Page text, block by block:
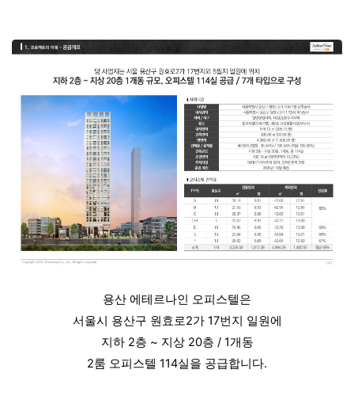
용산 에테르나인 오피스텔은
서울시 용산구 원효로2가 17번지 일원에
지하 2층 ~ 지상 20층 / 1개동
2룸 오피스텔 114실을 공급합니다.